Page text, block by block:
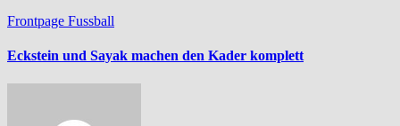
Frontpage Fussball
Eckstein und Sayak machen den Kader komplett